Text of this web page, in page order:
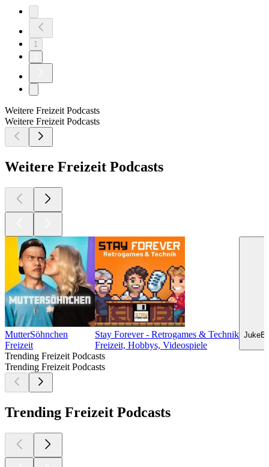
1
Weitere Freizeit Podcasts
Weitere Freizeit Podcasts
Weitere Freizeit Podcasts
MutterSöhnchen
Freizeit
Stay Forever - Retrogames & Technik
Freizeit, Hobbys, Videospiele
Trending Freizeit Podcasts
Trending Freizeit Podcasts
Trending Freizeit Podcasts